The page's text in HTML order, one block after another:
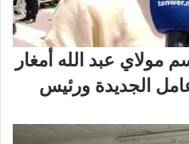
مولاي عبد الله أمغار
الجديدة ورئيس